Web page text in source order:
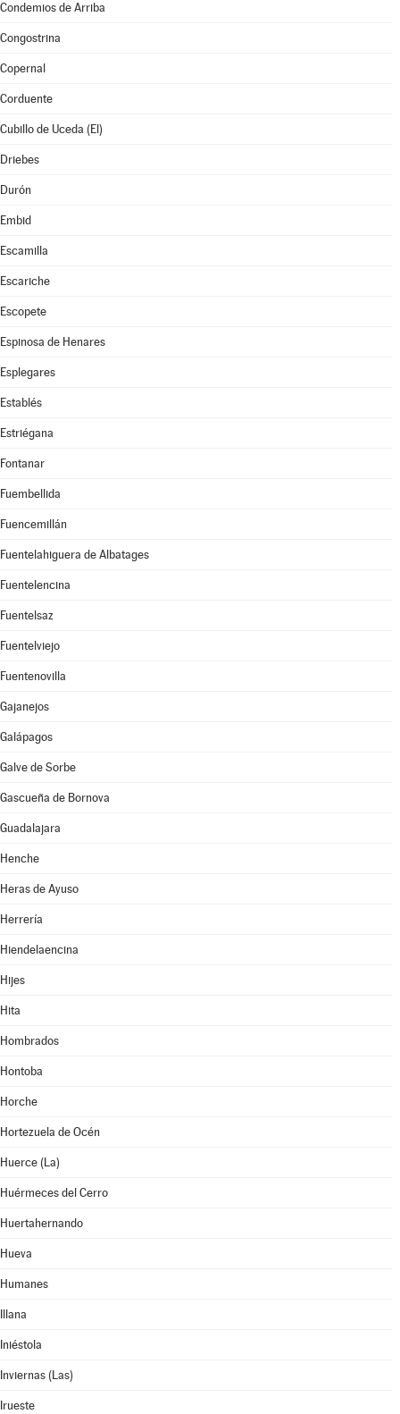
Condemios de Arriba
Congostrina
Copernal
Corduente
Cubillo de Uceda (El)
Driebes
Durón
Embid
Escamilla
Escariche
Escopete
Espinosa de Henares
Esplegares
Establés
Estriégana
Fontanar
Fuembellida
Fuencemillán
Fuentelahiguera de Albatages
Fuentelencina
Fuentelsaz
Fuentelviejo
Fuentenovilla
Gajanejos
Galápagos
Galve de Sorbe
Gascueña de Bornova
Guadalajara
Henche
Heras de Ayuso
Herrería
Hiendelaencina
Hijes
Hita
Hombrados
Hontoba
Horche
Hortezuela de Océn
Huerce (La)
Huérmeces del Cerro
Huertahernando
Hueva
Humanes
Illana
Iniéstola
Inviernas (Las)
Irueste